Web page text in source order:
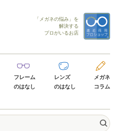
「メガネの悩み」を
解決する
プロがいるお店
フレーム
のはなし
レンズ
のはなし
メガネ
コラム